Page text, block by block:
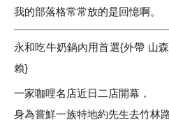
我的部落格常常放的是回憶啊。
永和吃牛奶鍋內用首選{外帶 山
賴}
一家咖哩名店近日二店開幕，
身為嘗鮮一族特地約先生去竹林